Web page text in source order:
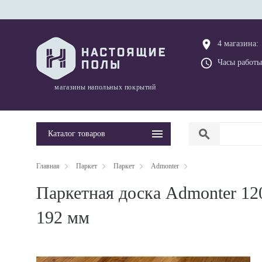
магазины напольных покрытий
place 4 магазина:
query_builder Часы
Каталог товаров search
Главная Паркет Паркет Admonter
Паркетная доска Admonter
192 мм